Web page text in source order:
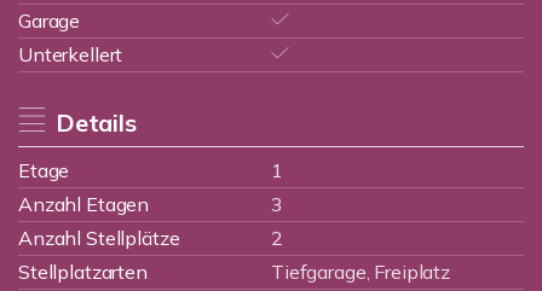
Garage
Unterkellert
Details
Etage
1
Anzahl Etagen
3
Anzahl Stellplätze
2
Stellplatzarten
Tiefgarage, Freiplatz